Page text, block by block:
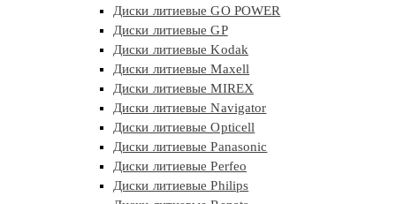
Диски литиевые GO POWER
Диски литиевые GP
Диски литиевые Kodak
Диски литиевые Maxell
Диски литиевые MIREX
Диски литиевые Navigator
Диски литиевые Opticell
Диски литиевые Panasonic
Диски литиевые Perfeo
Диски литиевые Philips